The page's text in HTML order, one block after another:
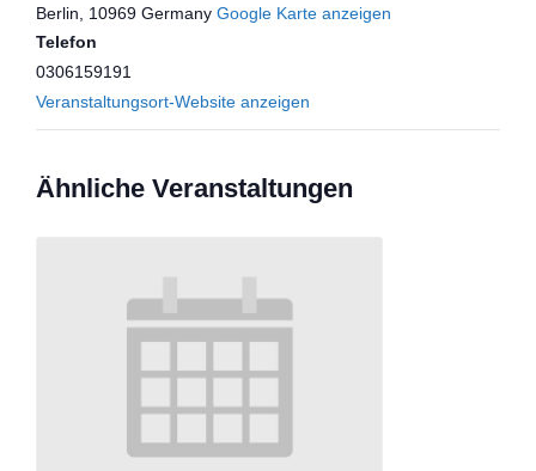
Berlin
10969 Germany Google Karte anzeigen
Telefon
0306159191
Veranstaltungsort-Website anzeigen
Ähnliche Veranstaltungen